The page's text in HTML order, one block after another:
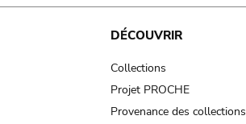
DÉCOUVRIR
Collections
Projet PROCHE
Provenance des collections